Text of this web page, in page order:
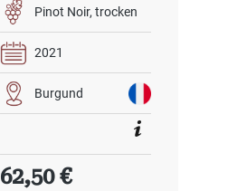
Pinot Noir trocken
2021
Burgund
Regulärer Preis:
62,50 €